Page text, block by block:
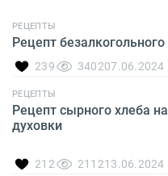
РЕЦЕПТЫ
Рецепт
239 340207.06.2024
РЕЦЕПТЫ
Рецепт сырного хлеба
духовки
212 211213.06.2024